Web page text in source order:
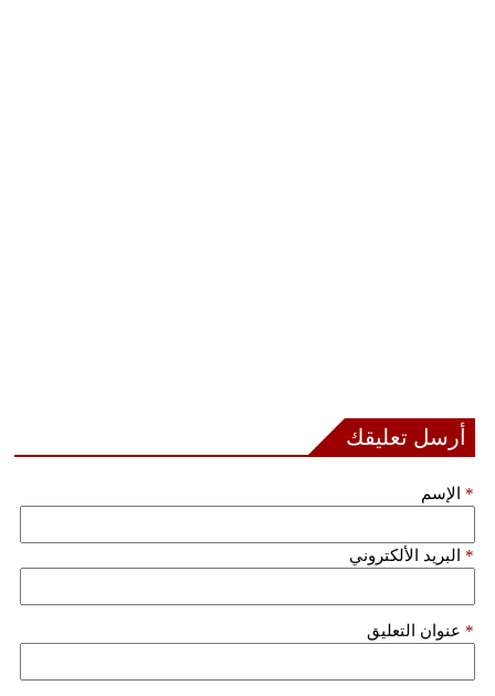
فيديو
سيارات
أرسل تعليقك
الإسم *
البريد الألكتروني *
عنوان التعليق *